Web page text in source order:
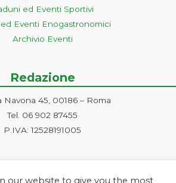
ed Eventi Sportivi
Eventi Enogastronomici
Archivio Eventi
Redazione
Navona 45, 00186 – Roma
Tel. 06 902 87455
P.IVA: 12528191005
our website to give you the most